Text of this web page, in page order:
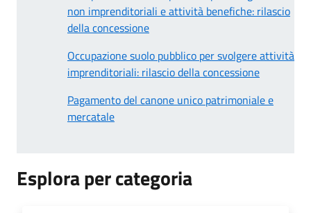
non imprenditoriali e attività benefiche: rilascio
della concessione
Occupazione suolo pubblico per svolgere attività
imprenditoriali: rilascio della concessione
Pagamento del canone unico patrimoniale e
mercatale
Esplora per categoria